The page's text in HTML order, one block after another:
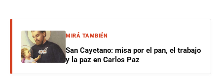
MIRÁ TAMBIÉN
San Cayetano: misa por el pan, el trabajo
y la paz en Carlos Paz